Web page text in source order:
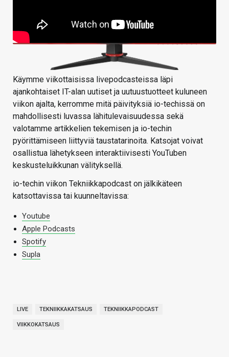
Käymme viikottaisissa livepodcasteissa läpi
ajankohtaiset IT-alan uutiset ja uutuustuotteet kuluneen
viikon ajalta, kerromme mitä päivityksiä io-techissä on
mahdollisesti luvassa lähitulevaisuudessa sekä
valotamme artikkelien tekemisen ja io-techin
pyörittämiseen liittyviä taustatarinoita. Katsojat voivat
osallistua lähetykseen interaktiivisesti YouTuben
keskusteluikkunan välityksellä.
io-techin viikon Tekniikkapodcast on jälkikäteen
katsottavissa tai kuunneltavissa:
Youtube
Apple Podcasts
Spotify
Supla
LIVE TEKNIIKKAKATSAUS TEKNIIKKAPODCAST
VIIKKOKATSAUS